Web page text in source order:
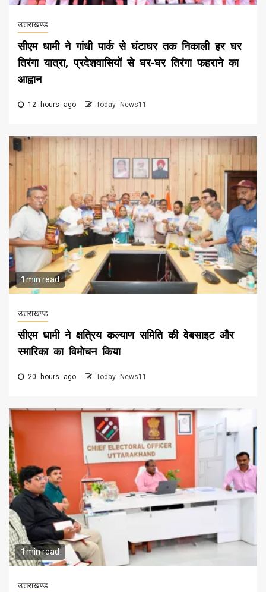
उत्तराखण्ड
सीएम धामी ने गांधी पार्क से घंटाघर तक निकाली हर घर
तिरंगा यात्रा, प्रदेशवासियों से घर-घर तिरंगा फहराने का
आह्वान
12 hours ago Today News11
1 min read
उत्तराखण्ड
सीएम धामी ने क्षत्रिय कल्याण समिति की वेबसाइट और
स्मारिका का विमोचन किया
20 hours ago Today News11
1 min read
उत्तराखण्ड